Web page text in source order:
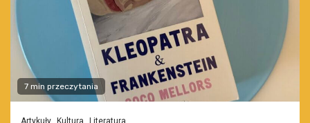
7 min przeczytania